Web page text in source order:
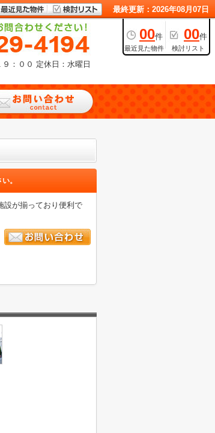
最終更新：2026年08月07日
00件
最近見た物件
00件
検討リスト
：００ 定休日：水曜日
。
設が揃っており便利で